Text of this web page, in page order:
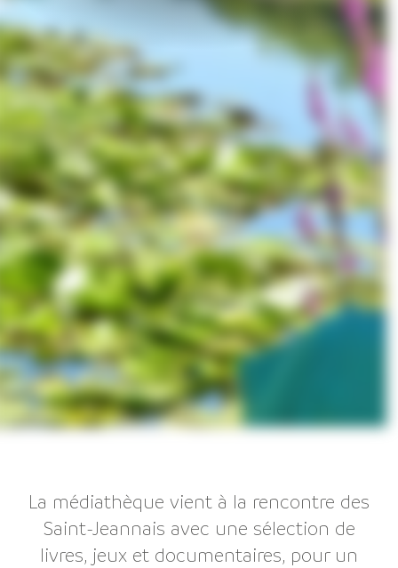
La médiathèque vient à la rencontre des
Saint-Jeannais avec une sélection de
livres, jeux et documentaires, pour un